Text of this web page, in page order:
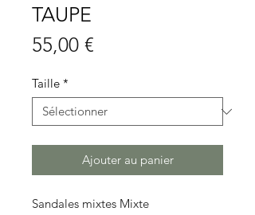
TAUPE
55,00 €
Taille *
Ajouter au panier
Sandales mixtes Mixte